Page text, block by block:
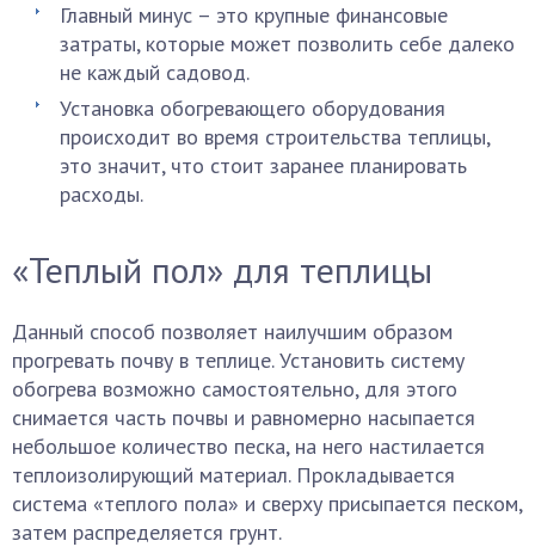
Главный минус – это крупные финансовые
затраты, которые может позволить себе далеко
не каждый садовод.
Установка обогревающего оборудования
происходит во время строительства теплицы,
это значит, что стоит заранее планировать
расходы.
«Теплый пол» для теплицы
Данный способ позволяет наилучшим образом
прогревать почву в теплице. Установить систему
обогрева возможно самостоятельно, для этого
снимается часть почвы и равномерно насыпается
небольшое количество песка, на него настилается
теплоизолирующий материал. Прокладывается
система «теплого пола» и сверху присыпается песком,
затем распределяется грунт.